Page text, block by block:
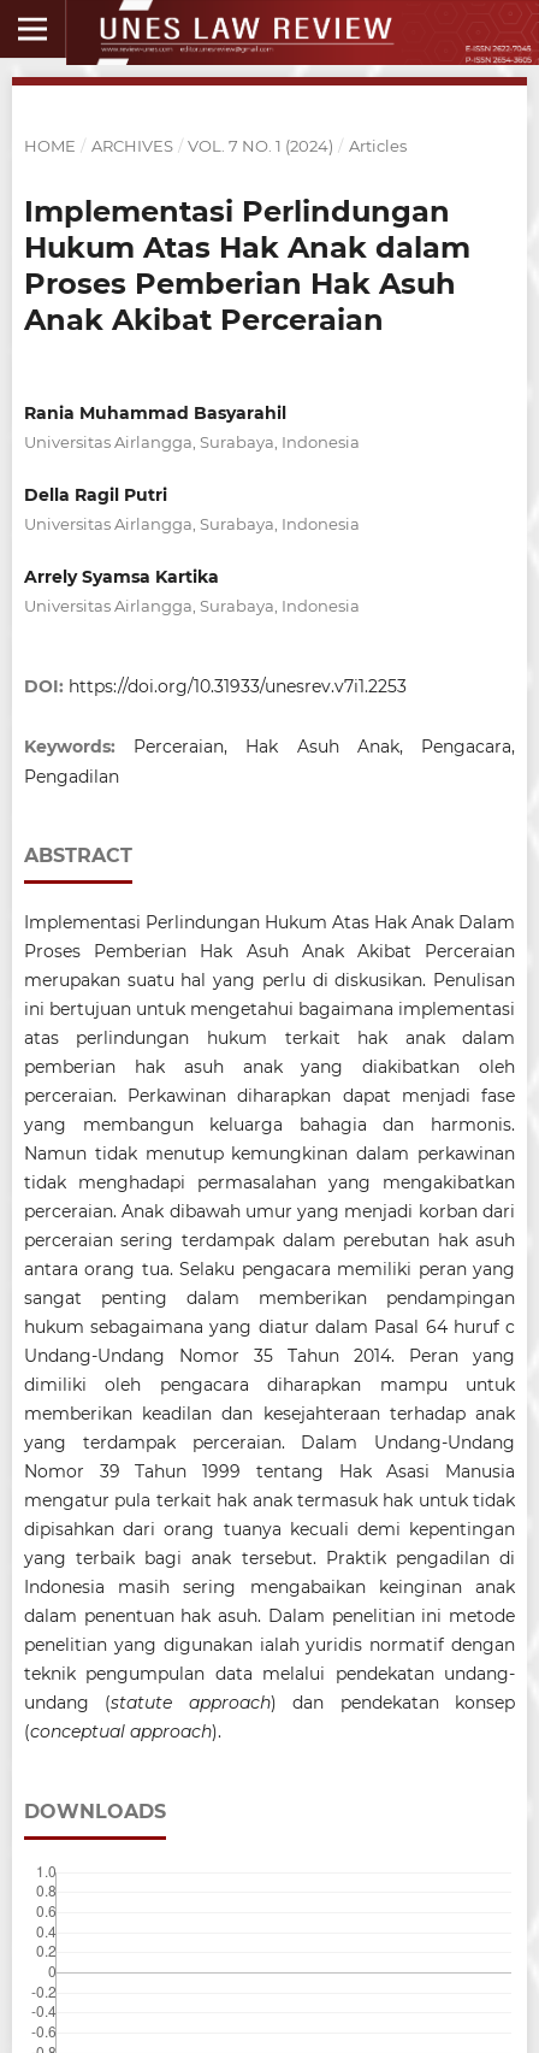
HOME / ARCHIVES / VOL. 7 NO. 1 (2024) / Articles
Implementasi Perlindungan
Hukum Atas Hak Anak dalam
Proses Pemberian Hak Asuh
Anak Akibat Perceraian
Rania Muhammad Basyarahil
Universitas Airlangga, Surabaya, Indonesia
Della Ragil Putri
Universitas Airlangga, Surabaya, Indonesia
Arrely Syamsa Kartika
Universitas Airlangga, Surabaya, Indonesia
DOI: https://doi.org/10.31933/unesrev.v7i1.2253
Keywords: Perceraian, Hak Asuh Anak, Pengacara,
Pengadilan
ABSTRACT
Implementasi Perlindungan Hukum Atas Hak Anak Dalam
Proses Pemberian Hak Asuh Anak Akibat Perceraian
merupakan suatu hal yang perlu di diskusikan. Penulisan
ini bertujuan untuk mengetahui bagaimana implementasi
atas perlindungan hukum terkait hak anak dalam
pemberian hak asuh anak yang diakibatkan oleh
perceraian. Perkawinan diharapkan dapat menjadi fase
yang membangun keluarga bahagia dan harmonis.
Namun tidak menutup kemungkinan dalam perkawinan
tidak menghadapi permasalahan yang mengakibatkan
perceraian. Anak dibawah umur yang menjadi korban dari
perceraian sering terdampak dalam perebutan hak asuh
antara orang tua. Selaku pengacara memiliki peran yang
sangat penting dalam memberikan pendampingan
hukum sebagaimana yang diatur dalam Pasal 64 huruf c
Undang-Undang Nomor 35 Tahun 2014. Peran yang
dimiliki oleh pengacara diharapkan mampu untuk
memberikan keadilan dan kesejahteraan terhadap anak
yang terdampak perceraian. Dalam Undang-Undang
Nomor 39 Tahun 1999 tentang Hak Asasi Manusia
mengatur pula terkait hak anak termasuk hak untuk tidak
dipisahkan dari orang tuanya kecuali demi kepentingan
yang terbaik bagi anak tersebut. Praktik pengadilan di
Indonesia masih sering mengabaikan keinginan anak
dalam penentuan hak asuh. Dalam penelitian ini metode
penelitian yang digunakan ialah yuridis normatif dengan
teknik pengumpulan data melalui pendekatan undang-
undang (statute approach) dan pendekatan konsep
(conceptual approach).
DOWNLOADS